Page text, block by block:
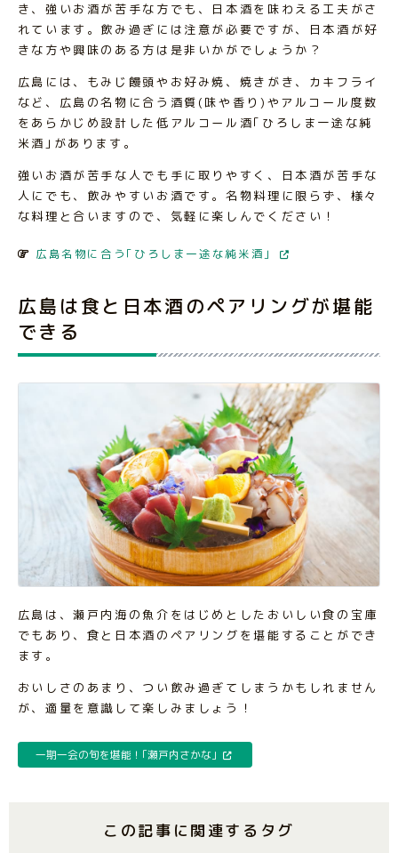
き、強いお酒が苦手な方でも、日本酒を味わえる工夫がさ
れています。飲み過ぎには注意が必要ですが、日本酒が好
きな方や興味のある方は是非いかがでしょうか？
広島には、もみじ饅頭やお好み焼、焼きがき、カキフライ
など、広島の名物に合う酒質(味や香り)やアルコール度数
をあらかじめ設計した低アルコール酒｢ひろしま一途な純
米酒｣があります。
強いお酒が苦手な人でも手に取りやすく、日本酒が苦手な
人にでも、飲みやすいお酒です。名物料理に限らず、様々
な料理と合いますので、気軽に楽しんでください！
広島名物に合う｢ひろしま一途な純米酒｣
広島は食と日本酒のペアリングが堪能
できる
広島は、瀬戸内海の魚介をはじめとしたおいしい食の宝庫
でもあり、食と日本酒のペアリングを堪能することができ
ます。
おいしさのあまり、つい飲み過ぎてしまうかもしれません
が、適量を意識して楽しみましょう！
一期一会の旬を堪能！｢瀬戸内さかな｣
この記事に関連するタグ